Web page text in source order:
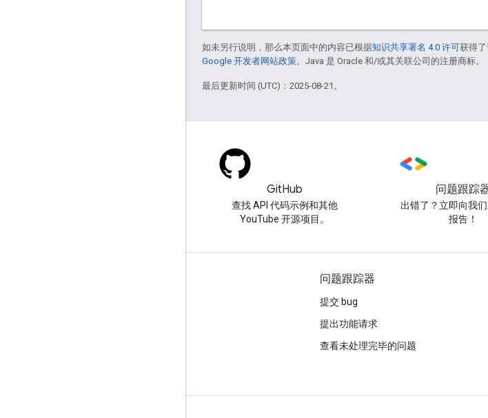
如未另行说明，那么本页面中的内容已根据知识共享署名 4.0 许可获得
Google 开发者网站政策。Java 是 Oracle 和/或其关联公司的注册商标。
最后更新时间 (UTC)：2025-08-21。
GitHub
查找 API 代码示例和其他
YouTube 开源项目。
问题跟踪
出错了？立即向我
报告！
问题跟踪器
提交 bug
提出功能请求
查看未处理完毕的问题